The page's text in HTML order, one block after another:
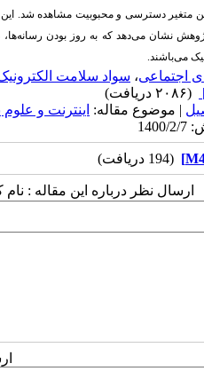
متغیر دسترسی و محبوبیت مشاهده شد.
نشان می‌دهد که به روز بودن
می‌باشند.
اجتماعی، سواد سلامت
(۲۰۸۶ دریافت)
| موضوع مقاله: اینترنت و
(194 دریافت)
ارسال نظر درباره این مقاله :